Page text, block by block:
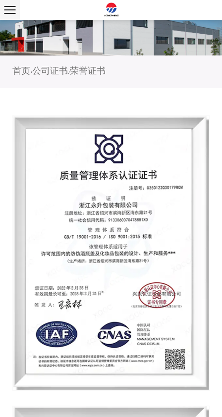
首页/公司证书 /荣誉证书